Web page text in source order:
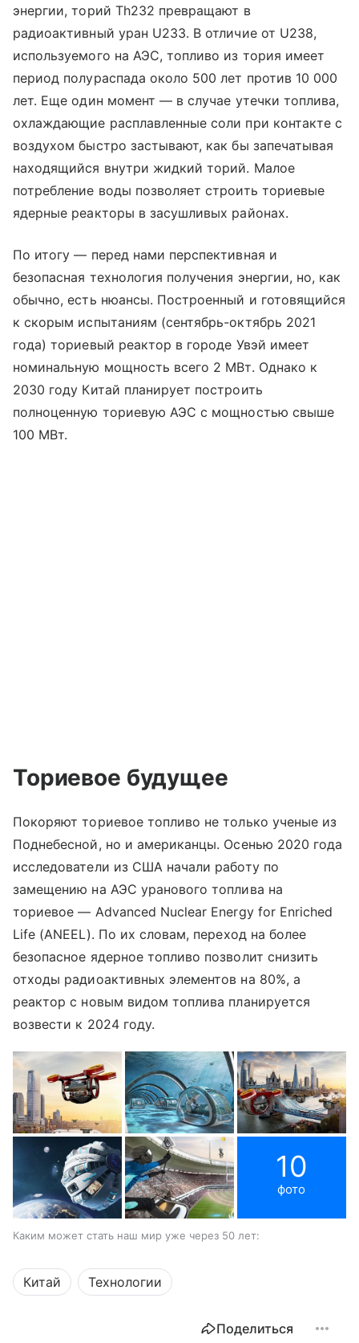
энергии, торий Th232 превращают в
радиоактивный уран U233. В отличие от U238,
используемого на АЭС, топливо из тория имеет
период полураспада около 500 лет против 10 000
лет. Еще один момент — в случае утечки топлива,
охлаждающие расплавленные соли при контакте с
воздухом быстро застывают, как бы запечатывая
находящийся внутри жидкий торий. Малое
потребление воды позволяет строить ториевые
ядерные реакторы в засушливых районах.
По итогу — перед нами перспективная и
безопасная технология получения энергии, но, как
обычно, есть нюансы. Построенный и готовящийся
к скорым испытаниям (сентябрь-октябрь 2021
года) ториевый реактор в городе Увэй имеет
номинальную мощность всего 2 МВт. Однако к
2030 году Китай планирует построить
полноценную ториевую АЭС с мощностью свыше
100 МВт.
Ториевое будущее
Покоряют ториевое топливо не только ученые из
Поднебесной, но и американцы. Осенью 2020 года
исследователи из США начали работу по
замещению на АЭС уранового топлива на
ториевое — Advanced Nuclear Energy for Enriched
Life (ANEEL). По их словам, переход на более
безопасное ядерное топливо позволит снизить
отходы радиоактивных элементов на 80%, а
реактор с новым видом топлива планируется
возвести к 2024 году.
10
фото
Каким может стать наш мир уже через 50 лет:
Китай Технологии
Поделиться